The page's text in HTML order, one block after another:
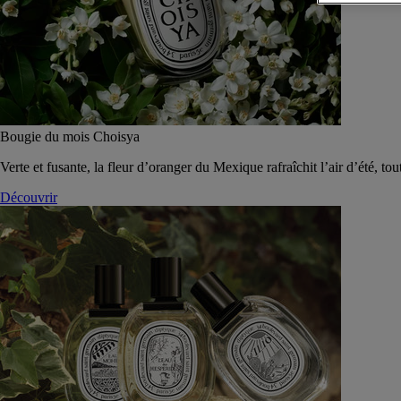
Bougie du mois Choisya
Verte et fusante, la fleur d’oranger du Mexique rafraîchit l’air d’été,
Découvrir